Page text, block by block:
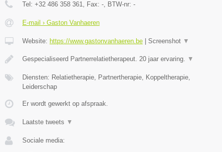
Tel: +32 486 358 361, Fax: -, BTW-nr: -
E-mail › Gaston Vanhaeren
Website: https://www.gastonvanhaeren.be Screenshot ▼
Gespecialiseerd Partnerrelatietherapeut. 20 jaar ervaring. ▼
Diensten: Relatietherapie, Partnertherapie, Koppeltherapie,
Leiderschap
Er wordt gewerkt op afspraak.
Laatste tweets ▼
Sociale media: